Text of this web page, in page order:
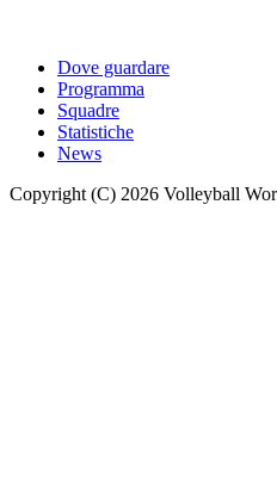
Dove guardare
Programma
Squadre
Statistiche
News
Copyright (C) 2026 Volleyball